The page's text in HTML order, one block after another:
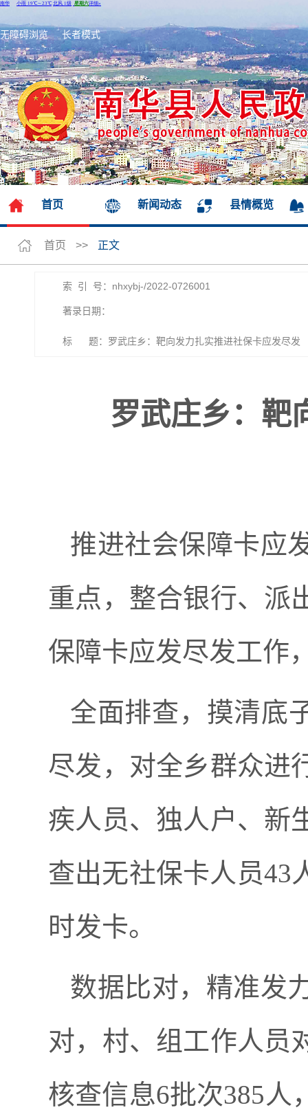
无障碍浏览 长者模式
首页 新闻动态 县情概览
首页 >> 正文
索 引 号：nhxybj-/2022-0726001
著录日期：
标 题：罗武庄乡：靶向发力扎实推进社保卡应发尽发
罗武庄乡：靶
推进社会保障卡应
重点，整合银行、派
保障卡应发尽发工作
全面排查，摸清底
尽发，对全乡群众进
疾人员、独人户、新
查出无社保卡人员43
时发卡。
数据比对，精准发
对，村、组工作人员
核查信息6批次385人